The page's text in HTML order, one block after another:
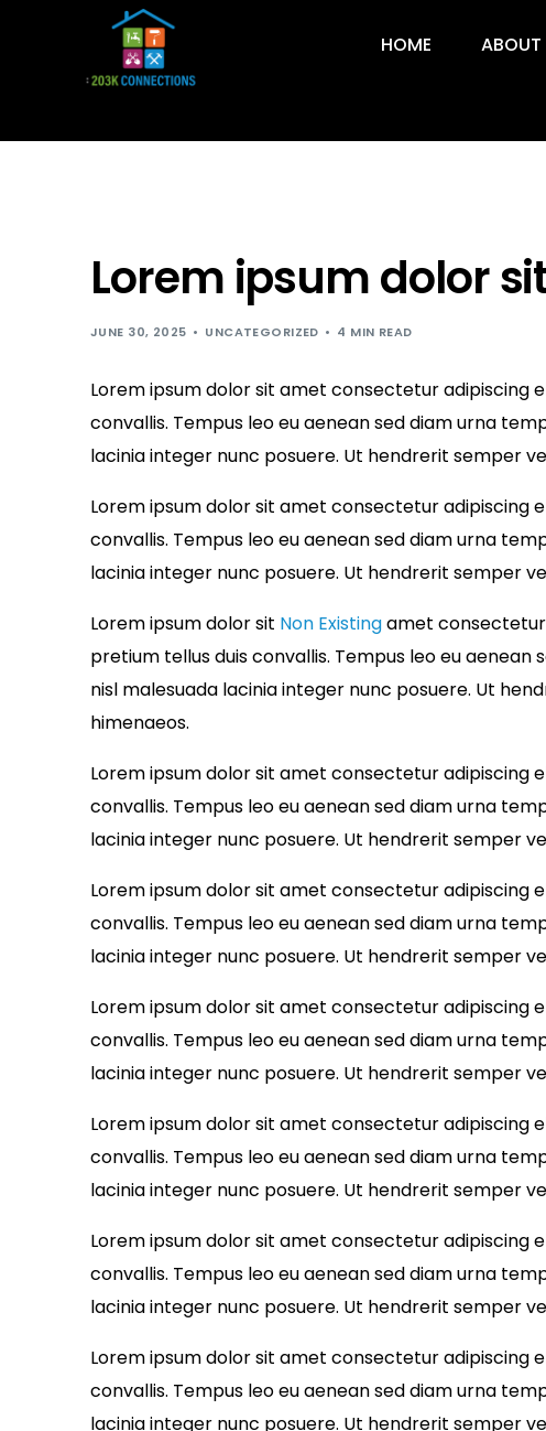
HOME ABOUT
Lorem ipsum dolor
JUNE 30, 2025 UNCATEGORIZED 4 MIN READ
Lorem ipsum dolor sit amet consectetur adipiscing
convallis. Tempus leo eu aenean sed diam urna
lacinia integer nunc posuere. Ut hendrerit semper
Lorem ipsum dolor sit amet consectetur adipiscing
convallis. Tempus leo eu aenean sed diam urna
lacinia integer nunc posuere. Ut hendrerit semper
Lorem ipsum dolor sit Non Existingamet consectetur
pretium tellus duis convallis. Tempus leo eu
nisl malesuada lacinia integer nunc posuere. Ut
himenaeos.
Lorem ipsum dolor sit amet consectetur adipiscing
convallis. Tempus leo eu aenean sed diam urna
lacinia integer nunc posuere. Ut hendrerit semper
Lorem ipsum dolor sit amet consectetur adipiscing
convallis. Tempus leo eu aenean sed diam urna
lacinia integer nunc posuere. Ut hendrerit semper
Lorem ipsum dolor sit amet consectetur adipiscing
convallis. Tempus leo eu aenean sed diam urna
lacinia integer nunc posuere. Ut hendrerit semper
Lorem ipsum dolor sit amet consectetur adipiscing
convallis. Tempus leo eu aenean sed diam urna
lacinia integer nunc posuere. Ut hendrerit semper
Lorem ipsum dolor sit amet consectetur adipiscing
convallis. Tempus leo eu aenean sed diam urna
lacinia integer nunc posuere. Ut hendrerit semper
Lorem ipsum dolor sit amet consectetur adipiscing
convallis. Tempus leo eu aenean sed diam urna
lacinia integer nunc posuere. Ut hendrerit semper